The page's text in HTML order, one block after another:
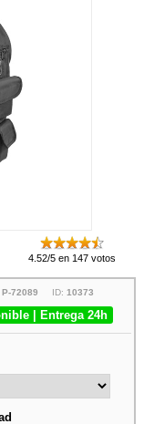
4.52/5 en 147 votos
P-72089 ID: 10373
| Entrega 24h